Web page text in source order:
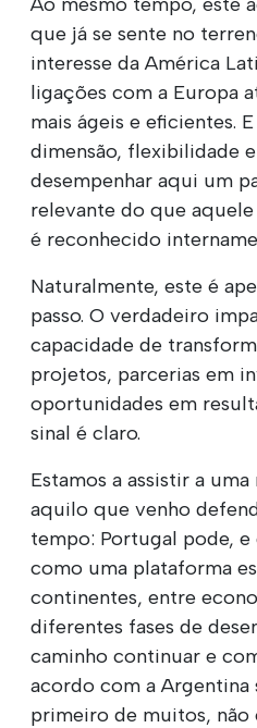
que já se sente no
interesse da América
ligações com a Europa
mais ágeis e eficientes.
dimensão, flexibilidade
desempenhar aqui um
relevante do que
é reconhecido
Naturalmente, este é
passo. O verdadeiro
capacidade de
projetos, parcerias em
oportunidades em
sinal é claro.
Estamos a assistir a
aquilo que venho
tempo: Portugal pode, e
como uma plataforma
continentes, entre
diferentes fases de
caminho continuar e
acordo com a Argentina
primeiro de muitos, não